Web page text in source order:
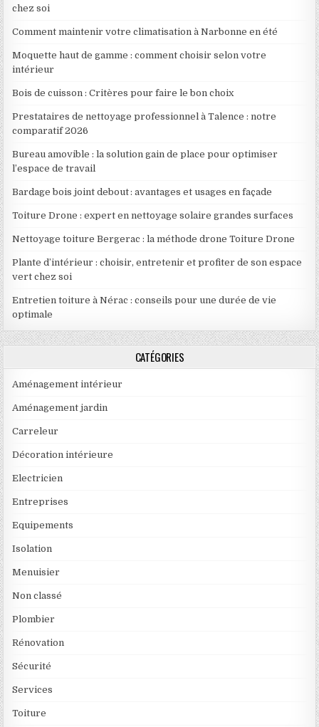
chez soi
Comment maintenir votre climatisation à Narbonne en été
Moquette haut de gamme : comment choisir selon votre
intérieur
Bois de cuisson : Critères pour faire le bon choix
Prestataires de nettoyage professionnel à Talence : notre
comparatif 2026
Bureau amovible : la solution gain de place pour optimiser
l’espace de travail
Bardage bois joint debout : avantages et usages en façade
Toiture Drone : expert en nettoyage solaire grandes surfaces
Nettoyage toiture Bergerac : la méthode drone Toiture Drone
Plante d’intérieur : choisir, entretenir et profiter de son espace
vert chez soi
Entretien toiture à Nérac : conseils pour une durée de vie
optimale
CATÉGORIES
Aménagement intérieur
Aménagement jardin
Carreleur
Décoration intérieure
Electricien
Entreprises
Equipements
Isolation
Menuisier
Non classé
Plombier
Rénovation
Sécurité
Services
Toiture